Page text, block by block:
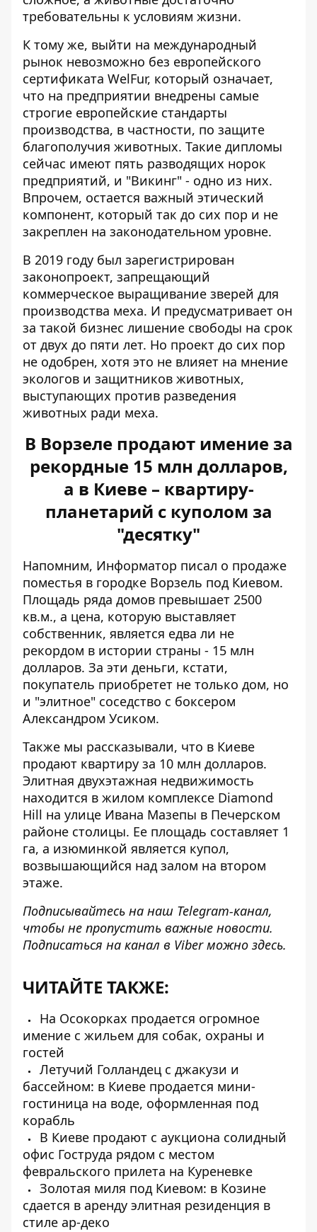
требовательны к условиям жизни.
К тому же, выйти на международный
рынок невозможно без европейского
сертификата WelFur, который означает,
что на предприятии внедрены самые
строгие европейские стандарты
производства, в частности, по защите
благополучия животных. Такие дипломы
сейчас имеют пять разводящих норок
предприятий, и "Викинг" - одно из них.
Впрочем, остается важный этический
компонент, который так до сих пор и не
закреплен на законодательном уровне.
В 2019 году был зарегистрирован
законопроект, запрещающий
коммерческое выращивание зверей для
производства меха. И предусматривает он
за такой бизнес лишение свободы на срок
от двух до пяти лет. Но проект до сих пор
не одобрен, хотя это не влияет на мнение
экологов и защитников животных,
выступающих против разведения
животных ради меха.
В Ворзеле продают имение за
рекордные 15 млн долларов,
а в Киеве – квартиру-
планетарий с куполом за
"десятку"
Напомним, Информатор писал о продаже
поместья в городке Ворзель под Киевом.
Площадь ряда домов превышает 2500
кв.м., а цена, которую выставляет
собственник, является едва ли не
рекордом в истории страны - 15 млн
долларов. За эти деньги, кстати,
покупатель приобретет не только дом, но
и "элитное" соседство с боксером
Александром Усиком.
Также мы рассказывали, что в Киеве
продают квартиру за 10 млн долларов.
Элитная двухэтажная недвижимость
находится в жилом комплексе Diamond
Hill на улице Ивана Мазепы в Печерском
районе столицы. Ее площадь составляет 1
га, а изюминкой является купол,
возвышающийся над залом на втором
этаже.
Подписывайтесь на наш Telegram-канал,
чтобы не пропустить важные новости.
Подписаться на канал в Viber можно здесь.
ЧИТАЙТЕ ТАКЖЕ:
На Осокорках продается огромное
имение с жильем для собак, охраны и
гостей
Летучий Голландец с джакузи и
бассейном: в Киеве продается мини-
гостиница на воде, оформленная под
корабль
В Киеве продают с аукциона солидный
офис Гоструда рядом с местом
февральского прилета на Куреневке
Золотая миля под Киевом: в Козине
сдается в аренду элитная резиденция в
стиле ар-деко